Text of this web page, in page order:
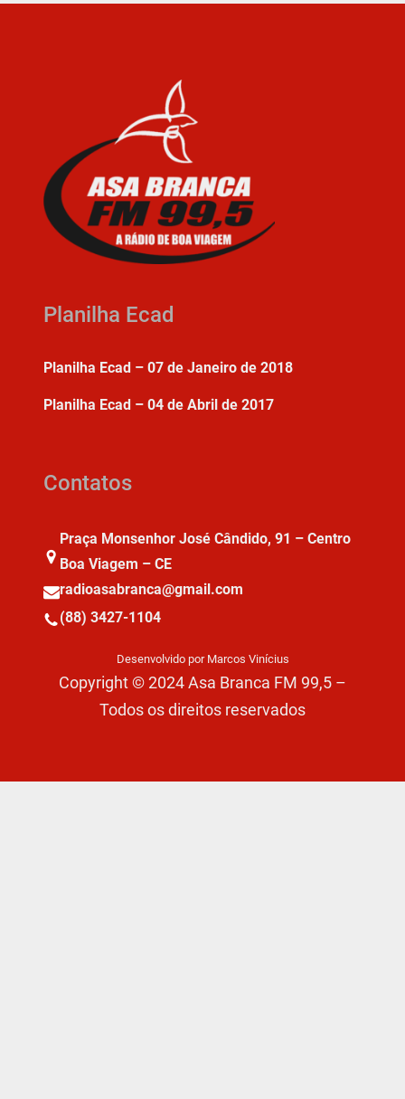
Planilha Ecad
Planilha Ecad – 07 de Janeiro de 2018
Planilha Ecad – 04 de Abril de 2017
Contatos
Praça Monsenhor José Cândido, 91 – Centro
Boa Viagem – CE
radioasabranca@gmail.com
(88) 3427-1104
Desenvolvido por Marcos Vinícius
Copyright © 2024 Asa Branca FM 99,5 –
Todos os direitos reservados